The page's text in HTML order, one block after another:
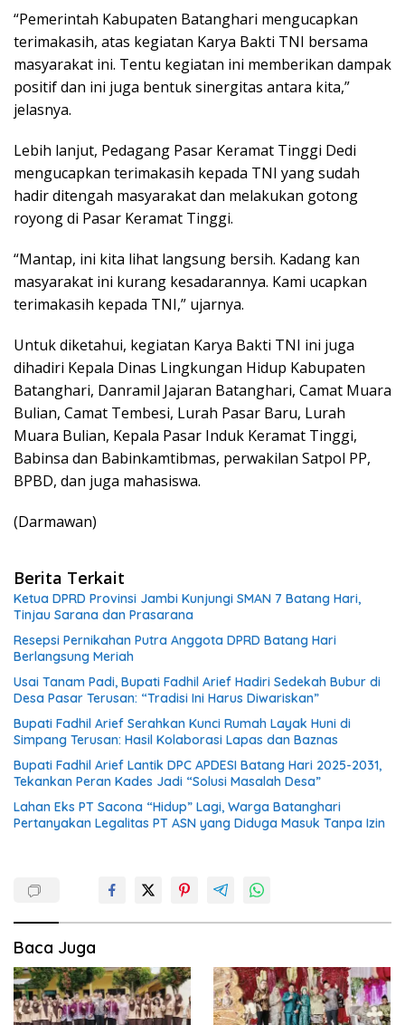
“Pemerintah Kabupaten Batanghari mengucapkan
terimakasih, atas kegiatan Karya Bakti TNI bersama
masyarakat ini. Tentu kegiatan ini memberikan dampak
positif dan ini juga bentuk sinergitas antara kita,”
jelasnya.
Lebih lanjut, Pedagang Pasar Keramat Tinggi Dedi
mengucapkan terimakasih kepada TNI yang sudah
hadir ditengah masyarakat dan melakukan gotong
royong di Pasar Keramat Tinggi.
“Mantap, ini kita lihat langsung bersih. Kadang kan
masyarakat ini kurang kesadarannya. Kami ucapkan
terimakasih kepada TNI,” ujarnya.
Untuk diketahui, kegiatan Karya Bakti TNI ini juga
dihadiri Kepala Dinas Lingkungan Hidup Kabupaten
Batanghari, Danramil Jajaran Batanghari, Camat Muara
Bulian, Camat Tembesi, Lurah Pasar Baru, Lurah
Muara Bulian, Kepala Pasar Induk Keramat Tinggi,
Babinsa dan Babinkamtibmas, perwakilan Satpol PP,
BPBD, dan juga mahasiswa.
(Darmawan)
Berita Terkait
Ketua DPRD Provinsi Jambi Kunjungi SMAN 7 Batang Hari,
Tinjau Sarana dan Prasarana
Resepsi Pernikahan Putra Anggota DPRD Batang Hari
Berlangsung Meriah
Usai Tanam Padi, Bupati Fadhil Arief Hadiri Sedekah Bubur di
Desa Pasar Terusan: “Tradisi Ini Harus Diwariskan”
Bupati Fadhil Arief Serahkan Kunci Rumah Layak Huni di
Simpang Terusan: Hasil Kolaborasi Lapas dan Baznas
Bupati Fadhil Arief Lantik DPC APDESI Batang Hari 2025-2031,
Tekankan Peran Kades Jadi “Solusi Masalah Desa”
Lahan Eks PT Sacona “Hidup” Lagi, Warga Batanghari
Pertanyakan Legalitas PT ASN yang Diduga Masuk Tanpa Izin
Baca Juga